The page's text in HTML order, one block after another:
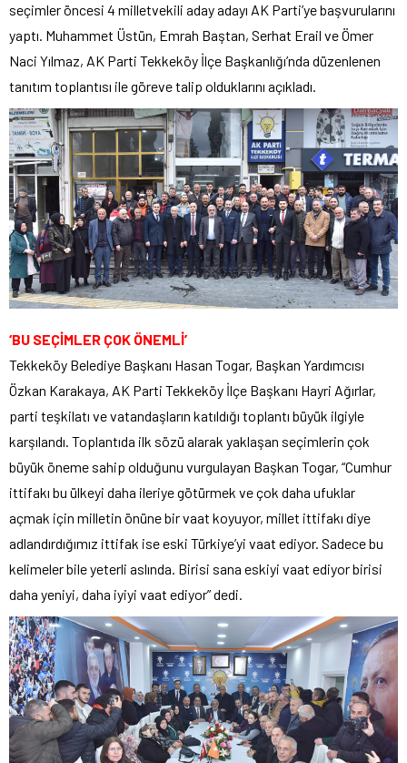
seçimler öncesi 4 milletvekili aday adayı AK Parti’ye başvurularını
yaptı. Muhammet Üstün, Emrah Baştan, Serhat Erail ve Ömer
Naci Yılmaz, AK Parti Tekkeköy İlçe Başkanlığı’nda düzenlenen
tanıtım toplantısı ile göreve talip olduklarını açıkladı.
‘BU SEÇİMLER ÇOK ÖNEMLİ’
Tekkeköy Belediye Başkanı Hasan Togar, Başkan Yardımcısı
Özkan Karakaya, AK Parti Tekkeköy İlçe Başkanı Hayri Ağırlar,
parti teşkilatı ve vatandaşların katıldığı toplantı büyük ilgiyle
karşılandı. Toplantıda ilk sözü alarak yaklaşan seçimlerin çok
büyük öneme sahip olduğunu vurgulayan Başkan Togar, “Cumhur
ittifakı bu ülkeyi daha ileriye götürmek ve çok daha ufuklar
açmak için milletin önüne bir vaat koyuyor, millet ittifakı diye
adlandırdığımız ittifak ise eski Türkiye’yi vaat ediyor. Sadece bu
kelimeler bile yeterli aslında. Birisi sana eskiyi vaat ediyor birisi
daha yeniyi, daha iyiyi vaat ediyor” dedi.